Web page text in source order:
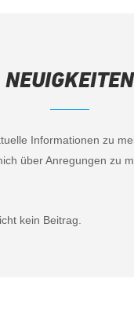
NEUIGKEITEN
Informationen zu
über Anregungen zu
kein Beitrag.